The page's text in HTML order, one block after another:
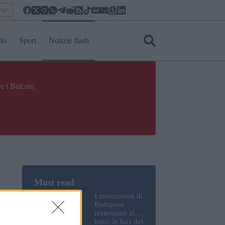
Sport Notizie flash
i Balcani
I monumenti di
Budapest
resteranno al
buio: le luci del